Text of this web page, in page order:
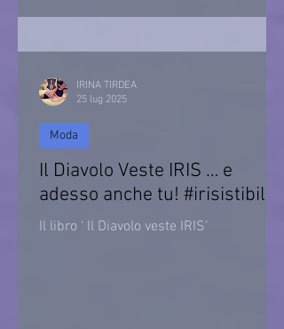
Il Diavolo Veste IRIS … e
adesso anche tu! #irisistibile
Il libro ‘ Il Diavolo veste IRIS’
Moda
IRINA TIRDEA
25 lug 2025